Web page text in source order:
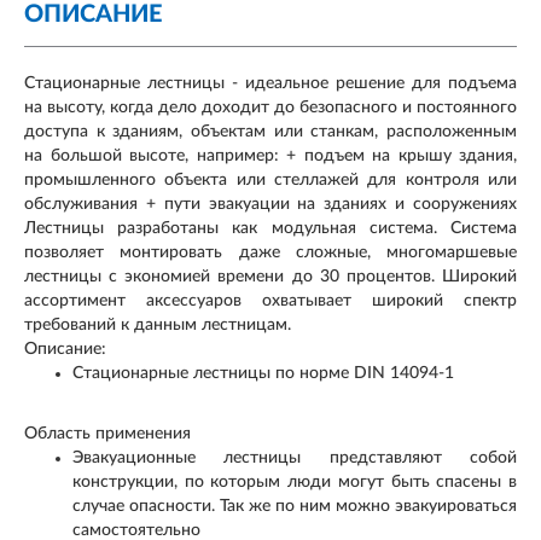
ОПИСАНИЕ
Стационарные лестницы - идеальное решение для подъема
на высоту, когда дело доходит до безопасного и постоянного
доступа к зданиям, объектам или станкам, расположенным
на большой высоте, например: + подъем на крышу здания,
промышленного объекта или стеллажей для контроля или
обслуживания + пути эвакуации на зданиях и сооружениях
Лестницы разработаны как модульная система. Система
позволяет монтировать даже сложные, многомаршевые
лестницы с экономией времени до 30 процентов. Широкий
ассортимент аксессуаров охватывает широкий спектр
требований к данным лестницам.
Описание:
Стационарные лестницы по норме DIN 14094-1
Область применения
Эвакуационные лестницы представляют собой
конструкции, по которым люди могут быть спасены в
случае опасности. Так же по ним можно эвакуироваться
самостоятельно